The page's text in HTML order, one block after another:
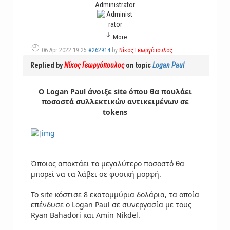
Administrator
More
06 Apr 2022 19:25 #262914 by Νίκος Γεωργόπουλος
Replied byΝίκος Γεωργόπουλοςon topicLogan Paul
Ο Logan Paul άνοιξε site όπου θα πουλάει
ποσοστά συλλεκτικών αντικειμένων σε
tokens
Όποιος αποκτάει το μεγαλύτερο ποσοστό θα
μπορεί να τα λάβει σε φυσική μορφή.
Το site κόστισε 8 εκατομμύρια δολάρια, τα οποία
επένδυσε ο Logan Paul σε συνεργασία με τους
Ryan Bahadori και Amin Nikdel.